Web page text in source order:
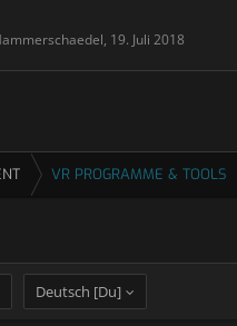
, 19. Juli 2018
VR PROGRAMME & TOOLS
Deutsch [Du]